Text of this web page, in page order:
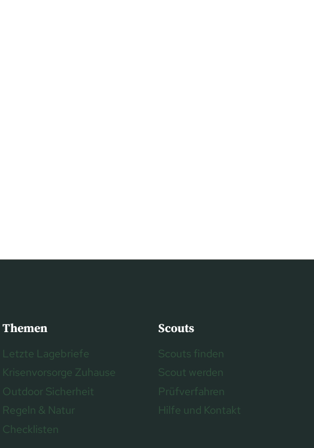
Themen
Letzte Lagebriefe
Krisenvorsorge Zuhause
Outdoor Sicherheit
Regeln & Natur
Checklisten
Scouts
Scouts finden
Scout werden
Prüfverfahren
Hilfe und Kontakt